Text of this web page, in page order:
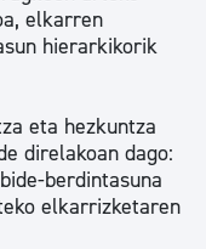
elkarren
hierarkikorik
eta hezkuntza
direlakoan dago:
berdintasuna
elkarrizketaren